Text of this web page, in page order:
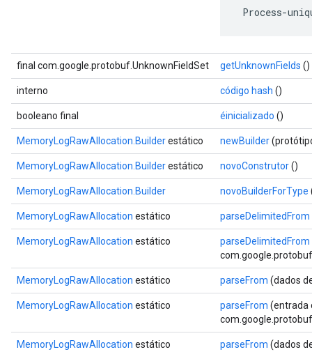
Process-
final com.google.protobuf.UnknownFieldSet getUnknownFields ()
interno código hash ()
booleano final éinicializado ()
MemoryLogRawAllocation.Builderestático newBuilder
MemoryLogRawAllocation.Builderestático novoConstrutor()
MemoryLogRawAllocation.Builder novoBuilderForType
MemoryLogRawAllocation estático parseDelimitedFrom
MemoryLogRawAllocation estático parseDelimitedFrom
MemoryLogRawAllocation estático parseFrom (dados
MemoryLogRawAllocation estático parseFrom (entrada
MemoryLogRawAllocation estático parseFrom (dados